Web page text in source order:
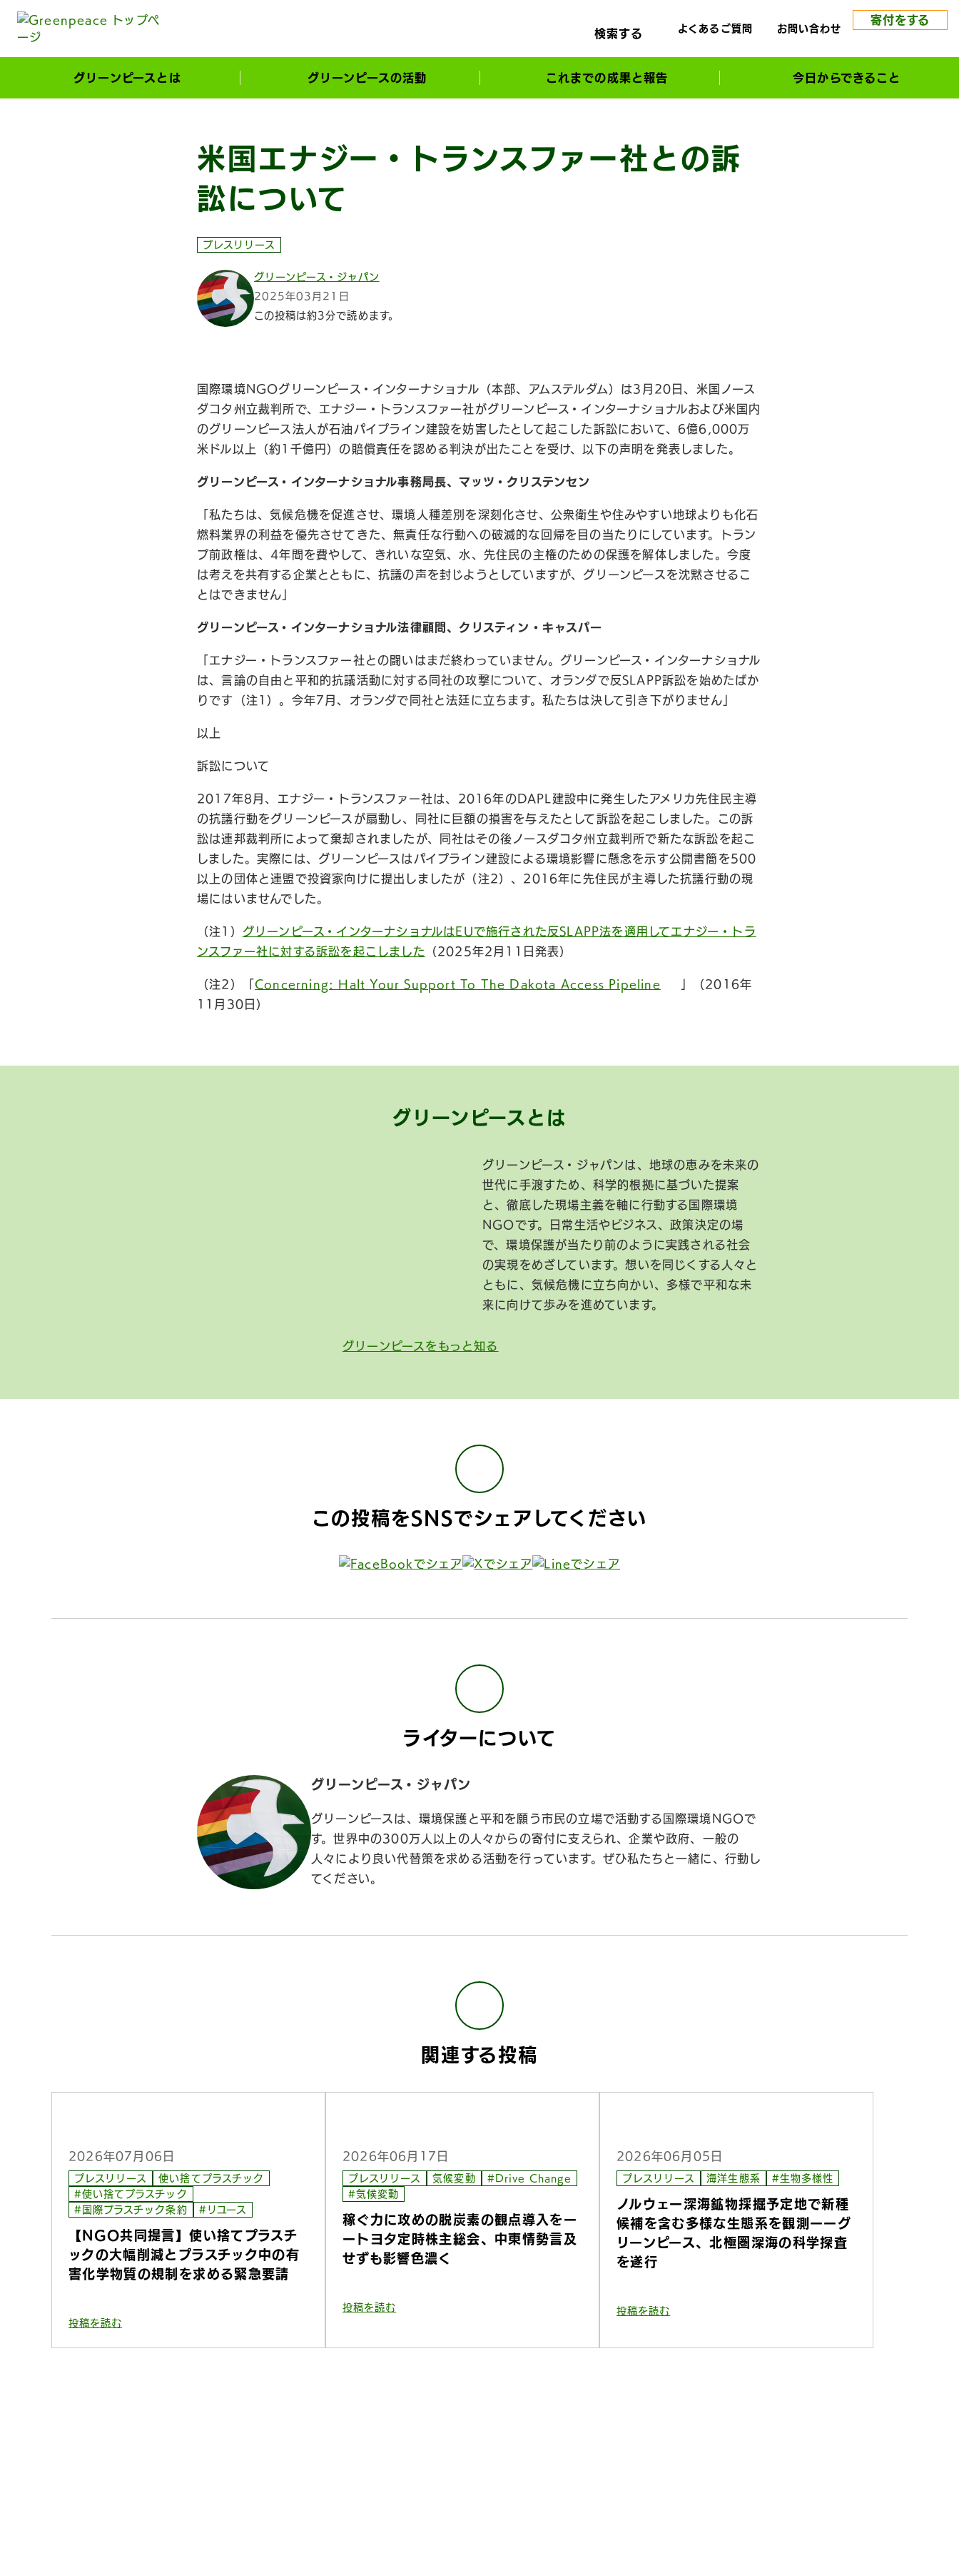
検索する よくあるご質問 お問い合わせ
寄付をする
グリーンピースとは グリーンピースの活動 これまでの成果と報告 今日からできること
米国エナジー・トランスファー社との訴
訟について
プレスリリース
グリーンピース・ジャパン
2025年03月21日
この投稿は約3分で読めます。
国際環境NGOグリーンピース・インターナショナル（本部、アムステルダム）は3月20日、米国ノース
ダコタ州立裁判所で、エナジー・トランスファー社がグリーンピース・インターナショナルおよび米国内
のグリーンピース法人が石油パイプライン建設を妨害したとして起こした訴訟において、6億6,000万
米ドル以上（約1千億円）の賠償責任を認める判決が出たことを受け、以下の声明を発表しました。
グリーンピース・インターナショナル事務局長、マッツ・クリステンセン
「私たちは、気候危機を促進させ、環境人種差別を深刻化させ、公衆衛生や住みやすい地球よりも化石
燃料業界の利益を優先させてきた、無責任な行動への破滅的な回帰を目の当たりにしています。トラン
プ前政権は、4年間を費やして、きれいな空気、水、先住民の主権のための保護を解体しました。今度
は考えを共有する企業とともに、抗議の声を封じようとしていますが、グリーンピースを沈黙させるこ
とはできません」
グリーンピース・インターナショナル法律顧問、クリスティン・キャスパー
「エナジー・トランスファー社との闘いはまだ終わっていません。グリーンピース・インターナショナル
は、言論の自由と平和的抗議活動に対する同社の攻撃について、オランダで反SLAPP訴訟を始めたばか
りです（注1）。今年7月、オランダで同社と法廷に立ちます。私たちは決して引き下がりません」
以上
訴訟について
2017年8月、エナジー・トランスファー社は、2016年のDAPL建設中に発生したアメリカ先住民主導
の抗議行動をグリーンピースが扇動し、同社に巨額の損害を与えたとして訴訟を起こしました。この訴
訟は連邦裁判所によって棄却されましたが、同社はその後ノースダコタ州立裁判所で新たな訴訟を起こ
しました。実際には、グリーンピースはパイプライン建設による環境影響に懸念を示す公開書簡を500
以上の団体と連盟で投資家向けに提出しましたが（注2）、2016年に先住民が主導した抗議行動の現
場にはいませんでした。
（注1） グリーンピース・インターナショナルはEUで施行された反SLAPP法を適用してエナジー・トラ
ンスファー社に対する訴訟を起こしました
（2025年2月11日発表）
（注2）「 Concerning: Halt Your Support To The Dakota Access Pipeline
」（2016年
11月30日）
グリーンピースとは
グリーンピース・ジャパンは、地球の恵みを未来の
世代に手渡すため、科学的根拠に基づいた提案
と、徹底した現場主義を軸に行動する国際環境
NGOです。日常生活やビジネス、政策決定の場
で、環境保護が当たり前のように実践される社会
の実現をめざしています。想いを同じくする人々と
ともに、気候危機に立ち向かい、多様で平和な未
来に向けて歩みを進めています。
グリーンピースをもっと知る
この投稿をSNSでシェアしてください
ライターについて
グリーンピース・ジャパン
グリーンピースは、環境保護と平和を願う市民の立場で活動する国際環境NGOで
す。世界中の300万人以上の人々からの寄付に支えられ、企業や政府、一般の
人々により良い代替策を求める活動を行っています。ぜひ私たちと一緒に、行動し
てください。
関連する投稿
2026年07月06日
プレスリリース
使い捨てプラスチック
#使い捨てプラスチック
#国際プラスチック条約
#リユース
【NGO共同提言】使い捨てプラスチ
ックの大幅削減とプラスチック中の有
害化学物質の規制を求める緊急要請
投稿を読む
2026年06月17日
プレスリリース 気候変動
#Drive Change
#気候変動
稼ぐ力に攻めの脱炭素の観点導入をー
ートヨタ定時株主総会、中東情勢言及
せずも影響色濃く
投稿を読む
2026年06月05日
プレスリリース 海洋生態系 #生物多様性
ノルウェー深海鉱物採掘予定地で新種
候補を含む多様な生態系を観測ーーグ
リーンピース、北極圏深海の科学探査
を遂行
投稿を読む